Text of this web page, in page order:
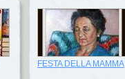
FESTA DELLA MAMMA